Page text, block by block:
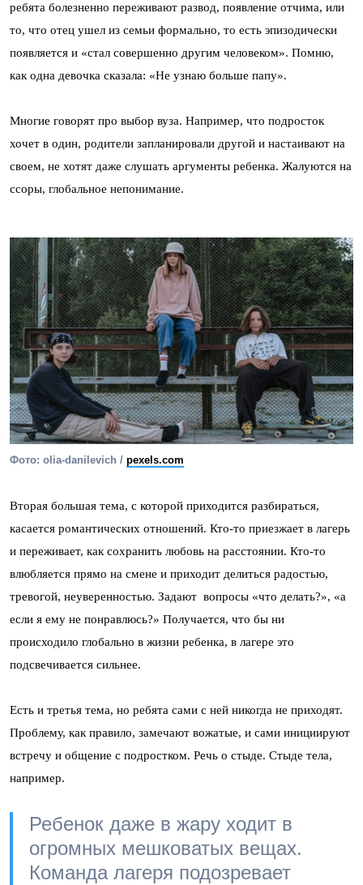
ребята болезненно переживают развод, появление отчима, или
то, что отец ушел из семьи формально, то есть эпизодически
появляется и «стал совершенно другим человеком». Помню,
как одна девочка сказала: «Не узнаю больше папу».
Многие говорят про выбор вуза. Например, что подросток
хочет в один, родители запланировали другой и настаивают на
своем, не хотят даже слушать аргументы ребенка. Жалуются на
ссоры, глобальное непонимание.
Фото: olia-danilevich / pexels.com
Вторая большая тема, с которой приходится разбираться,
касается романтических отношений. Кто-то приезжает в лагерь
и переживает, как сохранить любовь на расстоянии. Кто-то
влюбляется прямо на смене и приходит делиться радостью,
тревогой, неуверенностью. Задают вопросы «что делать?», «а
если я ему не понравлюсь?» Получается, что бы ни
происходило глобально в жизни ребенка, в лагере это
подсвечивается сильнее.
Есть и третья тема, но ребята сами с ней никогда не приходят.
Проблему, как правило, замечают вожатые, и сами инициируют
встречу и общение с подростком. Речь о стыде. Стыде тела,
например.
Ребенок даже в жару ходит в
огромных мешковатых вещах.
Команда лагеря подозревает